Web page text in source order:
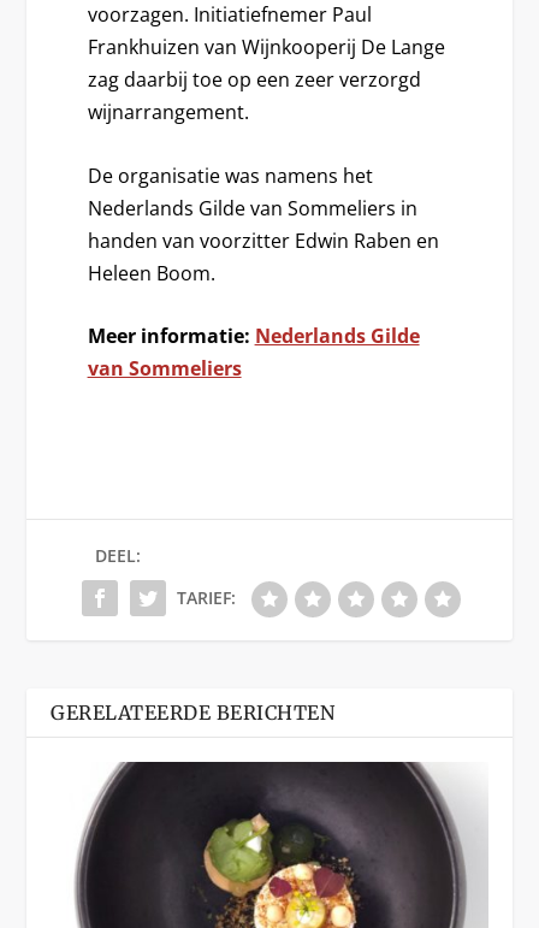
voorzagen. Initiatiefnemer Paul
Frankhuizen van Wijnkooperij De Lange
zag daarbij toe op een zeer verzorgd
wijnarrangement.
De organisatie was namens het
Nederlands Gilde van Sommeliers in
handen van voorzitter Edwin Raben en
Heleen Boom.
Meer informatie: Nederlands Gilde
van Sommeliers
DEEL:
TARIEF:
GERELATEERDE BERICHTEN